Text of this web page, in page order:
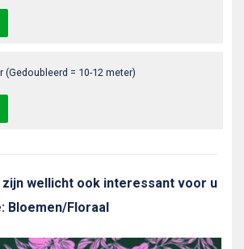
(Gedoubleerd = 10-12 meter)
zijn wellicht ook interessant voor u
Bloemen/Floraal